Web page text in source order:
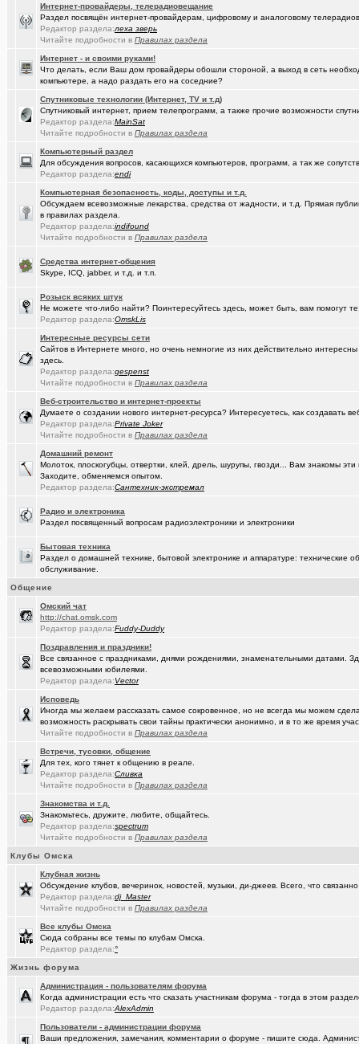
Мёд Пасеки Сибирское медовье. (Пасечник)
Кто такой человек?(kinslayer)
Старости Омска.(Молодец.) +159
Мьюинг за 3 минуты(tramov)
Красивая одежда для худеньких девушек (размер 40-42)
Забор из профнастила, как правильно?
А у кого это сегодня День рождения?
Восстановление информации с HDD, SSD, Flash. Ремонт HDD.
Любимая Люлюня, с днём рождения!
чо наезд от "Городского центра учета"?(Лисовин)
Авто под заказ по России(Artem178)
Как вставать в 5 утра без вреда для здоровья?
Обсуждения фотографий форумчан (на позитивной волне) - 4
FM-радиостанции в Омске и Омской области
Посоветуйте хорошего массажиста.(Кречет)
Где хорошие кроссовки купить?(tramov) +42
Леонид Полежаев возращается на пост губернатора!
клипы, поднимающие русский (российский) дух. +245
На что обратить внимание при выборе жены?
Zennoposter мой опыт использования
Где купить ?(Alex4114) +1
.,.(DEMON) +9
Техника и другие товары с гарантией в наличии и под заказ
Brugmann,VEKA,Gealan - надёжные Балконы и Окна ПВХ в Омске.
Добро пожаловать! Принципы общения на Омском форуме!
Цифровое телевидение в Омске
Песни об Омске
Погода в Омске / Прогноз погоды в Омске(омич) +4545
Интернет-провайдеры, телерадиовещание
Раздел посвящён интернет-провайдерам, цифровому и аналоговому
Редактор раздела:леха зверь
Читайте подробности в Правилах раздела
Интернет - и своими руками!
Что делать, если Ваш дом провайдеры обошли стороной, а выход в сеть
компьютере, а надо раздать его на соседние?
Спутниковые технологии (Интернет, TV и т.д)
Спутниковый интернет, прием телепрограмм, а также прочие возможности
Редактор раздела:MainSat
Читайте подробности в Правилах раздела
Компьютерный раздел
Для обсуждения вопросов, касающихся компьютеров, программ, а так же
Редактор раздела:endi
Компьютерная безопасность, коды, доступы и т.д.
Обсуждаем всевозможные лекарства, средства от жадности, и т.д. Прямая
в правилах раздела.
Редактор раздела:indifound
Читайте подробности в Правилах раздела
Средства интернет-общения
Skype, ICQ, jabber, и т.д. и т.п.
Розыск всяких штук
Не можете что-либо найти? Поинтересуйтесь здесь, может быть, вам помогут
Редактор раздела:OmskLis
Интересные ресурсы сети
Сайтов в Интернете много, но очень немногие из них действительно
здесь.
Редактор раздела:gespenst
Читайте подробности в Правилах раздела
Веб-строительство и интернет-проекты
Думаете о создании нового интернет-ресурса? Интересуетесь, как создавать
Редактор раздела:Private Joker
Читайте подробности в Правилах раздела
Домашний ремонт
Молоток, плоскогубцы, отвертки, клей, дрель, шурупы, гвозди... Вам знакомы
Заходите, обменяемся опытом.
Редактор раздела:Сантехник-экстремал
Радио и электроника
Раздел посвященный вопросам радиоэлектроники и электроники
Бытовая техника
Раздел о домашней технике, бытовой электронике и аппаратуре: технические
обслуживание.
Общение
Oмский чат
http://chat.omsk.com
Редактор раздела:Fuddy-Duddy
Поздравления и праздники!
Все связанное с праздниками, днями рождениями, знаменательными датами.
всевозможными юбилеями.
Редактор раздела:Vector
Исповедь
Иногда мы желаем рассказать самое сокровенное, но не всегда мы можем
возможность раскрывать свои тайны практически анонимно, и в то же время
Читайте подробности в Правилах раздела
Встречи, тусовки, общение
Для тех, кого тянет к общению в реале.
Редактор раздела:Сливка
Читайте подробности в Правилах раздела
Знакомства и т.д.
Знакомьтесь, дружите, любите, общайтесь.
Редактор раздела:spectrum
Читайте подробности в Правилах раздела
Клубы Омска
Клубная жизнь
Обсуждение клубов, вечеринок, новостей, музыки, ди-джеев. Всего, что
Редактор раздела:dj_Master
Читайте подробности в Правилах раздела
Все клубы Омска
Сюда собраны все темы по клубам Омска.
Редактор раздела:°
Жизнь форума
Администрация - пользователям форума
Когда администрации есть что сказать участникам форума - тогда в этом
Редактор раздела:AlexAdmin
Пользователи - администрации форума
Ваши предложения, замечания, комментарии о форуме - пишите сюда.